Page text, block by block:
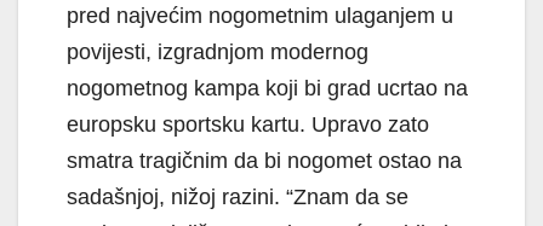
pred najvećim nogometnim ulaganjem u
povijesti, izgradnjom modernog
nogometnog kampa koji bi grad ucrtao na
europsku sportsku kartu. Upravo zato
smatra tragičnim da bi nogomet ostao na
sadašnjoj, nižoj razini. “Znam da se